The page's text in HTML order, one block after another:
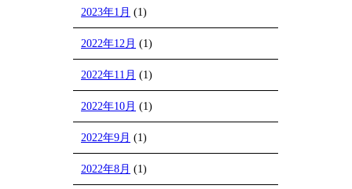
2023年1月 (1)
2022年12月 (1)
2022年11月 (1)
2022年10月 (1)
2022年9月 (1)
2022年8月 (1)